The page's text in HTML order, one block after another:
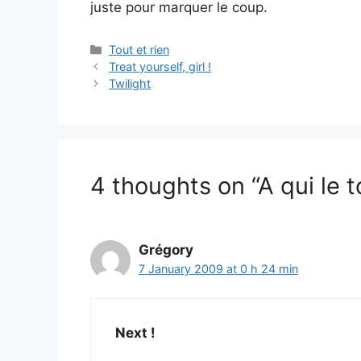
juste pour marquer le coup.
Categories
Tout et rien
Treat yourself, girl !
Twilight
4 thoughts on “A qui le
Grégory
7 January 2009 at 0 h 24 min
Next !